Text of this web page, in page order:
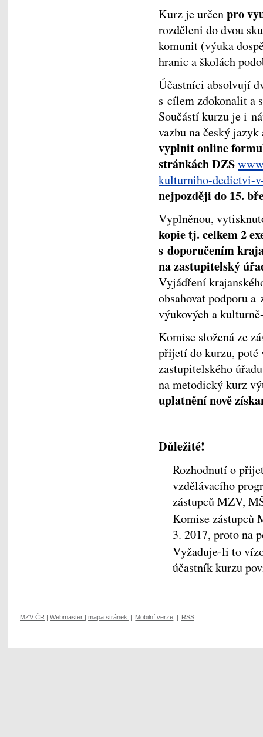
Kurz je určenpro
rozděleni do dvou
komunit (výuka
hranic a školách
Účastníci absolvují
s cílem zdokonalit a
Součástí kurzu je i
vazbu na český
vyplnit online
stránkách DZS
kulturniho-dedictvi-
nejpozději do 15.
Vyplněnou,
kopie tj. celkem 2
s doporučením
na zastupitelský
Vyjádření
obsahovat podporu
výukových a
Komise složená ze
přijetí do kurzu,
zastupitelského
na metodický kurz
uplatnění nově
Důležité!
Rozhodnutí o
vzdělávacího
zástupců MZV,
Komise zástupců
3. 2017, proto na
Vyžaduje-li to
účastník kurzu
MZV ČR | Webmaster | mapa stránek | Mobilní verze | RSS